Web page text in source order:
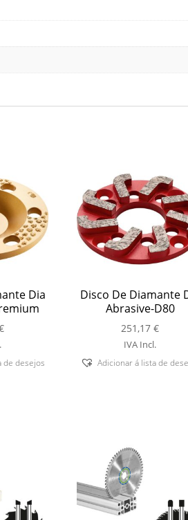
Dia
de desejos
Disco De Diamante
Abrasive-D80
251,17€
IVA Incl.
Adicionar á lista de